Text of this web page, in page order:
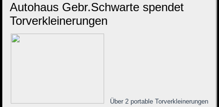
Autohaus Gebr.Schwarte spendet
Torverkleinerungen
Über 2 portable Torverkleinerungen